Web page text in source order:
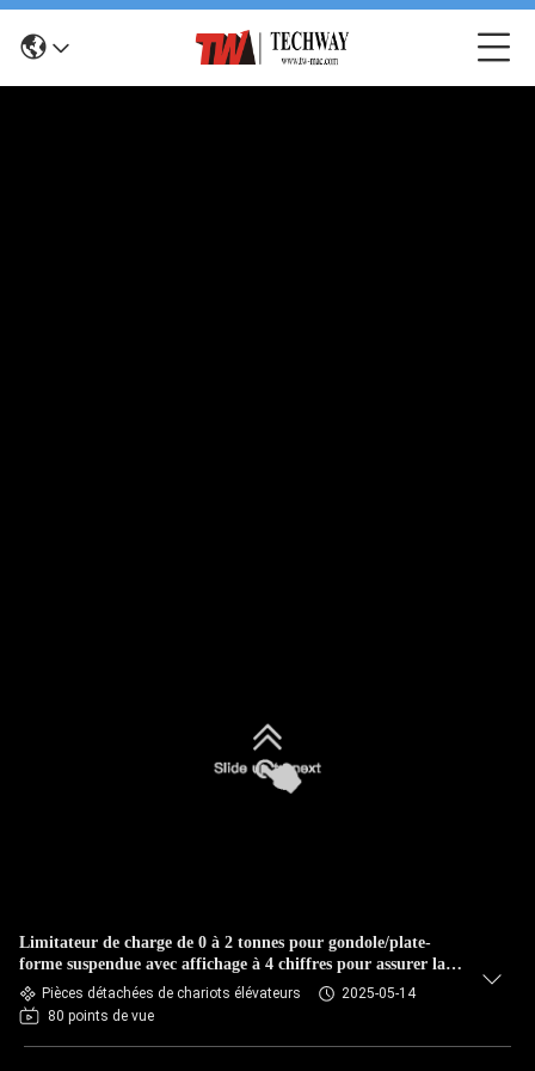
Limitateur de charge de 0 à 2 tonnes pour gondole/plate-
forme suspendue avec affichage à 4 chiffres pour assurer la
sécurité de l'exploitation
Pièces détachées de chariots élévateurs
2025-05-14
80 points de vue